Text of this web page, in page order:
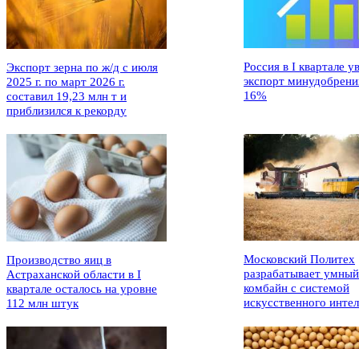
Экспорт зерна по ж/д с июля
2025 г. по март 2026 г.
составил 19,23 млн т и
приблизился к рекорду
Россия в I квартале
экспорт
16%
Производство яиц в
Астраханской области в I
квартале осталось на уровне
112 млн штук
Московский Политех
разрабатывает умный
комбайн с системой
искусственного